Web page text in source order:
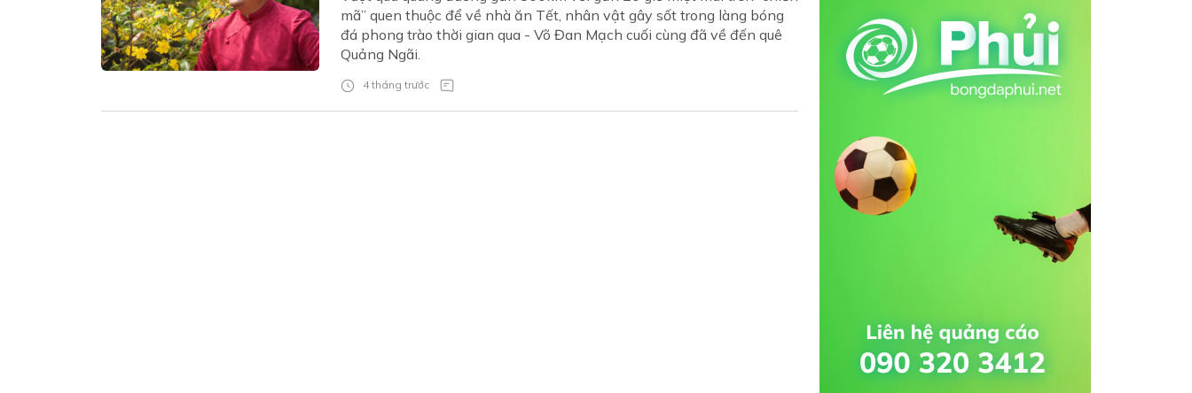
mã” quen thuộc để về nhà ăn Tết, nhân vật gây sốt trong làng bóng
đá phong trào thời gian qua - Võ Đan Mạch cuối cùng đã về đến quê
Quảng Ngãi.
4 tháng trước